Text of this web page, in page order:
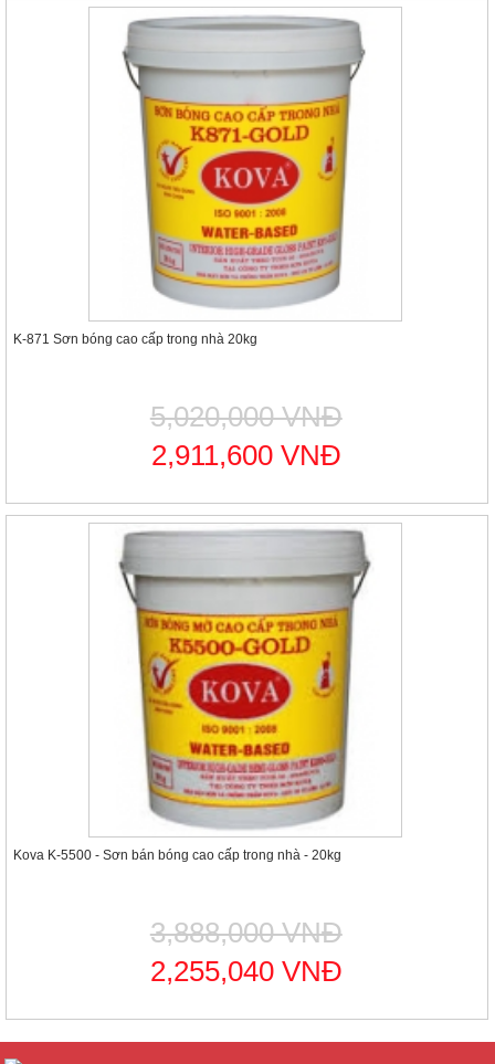
K-871 Sơn bóng cao cấp trong nhà 20kg
5,020,000 VNĐ
2,911,600 VNĐ
Kova K-5500 - Sơn bán bóng cao cấp trong nhà - 20kg
3,888,000 VNĐ
2,255,040 VNĐ